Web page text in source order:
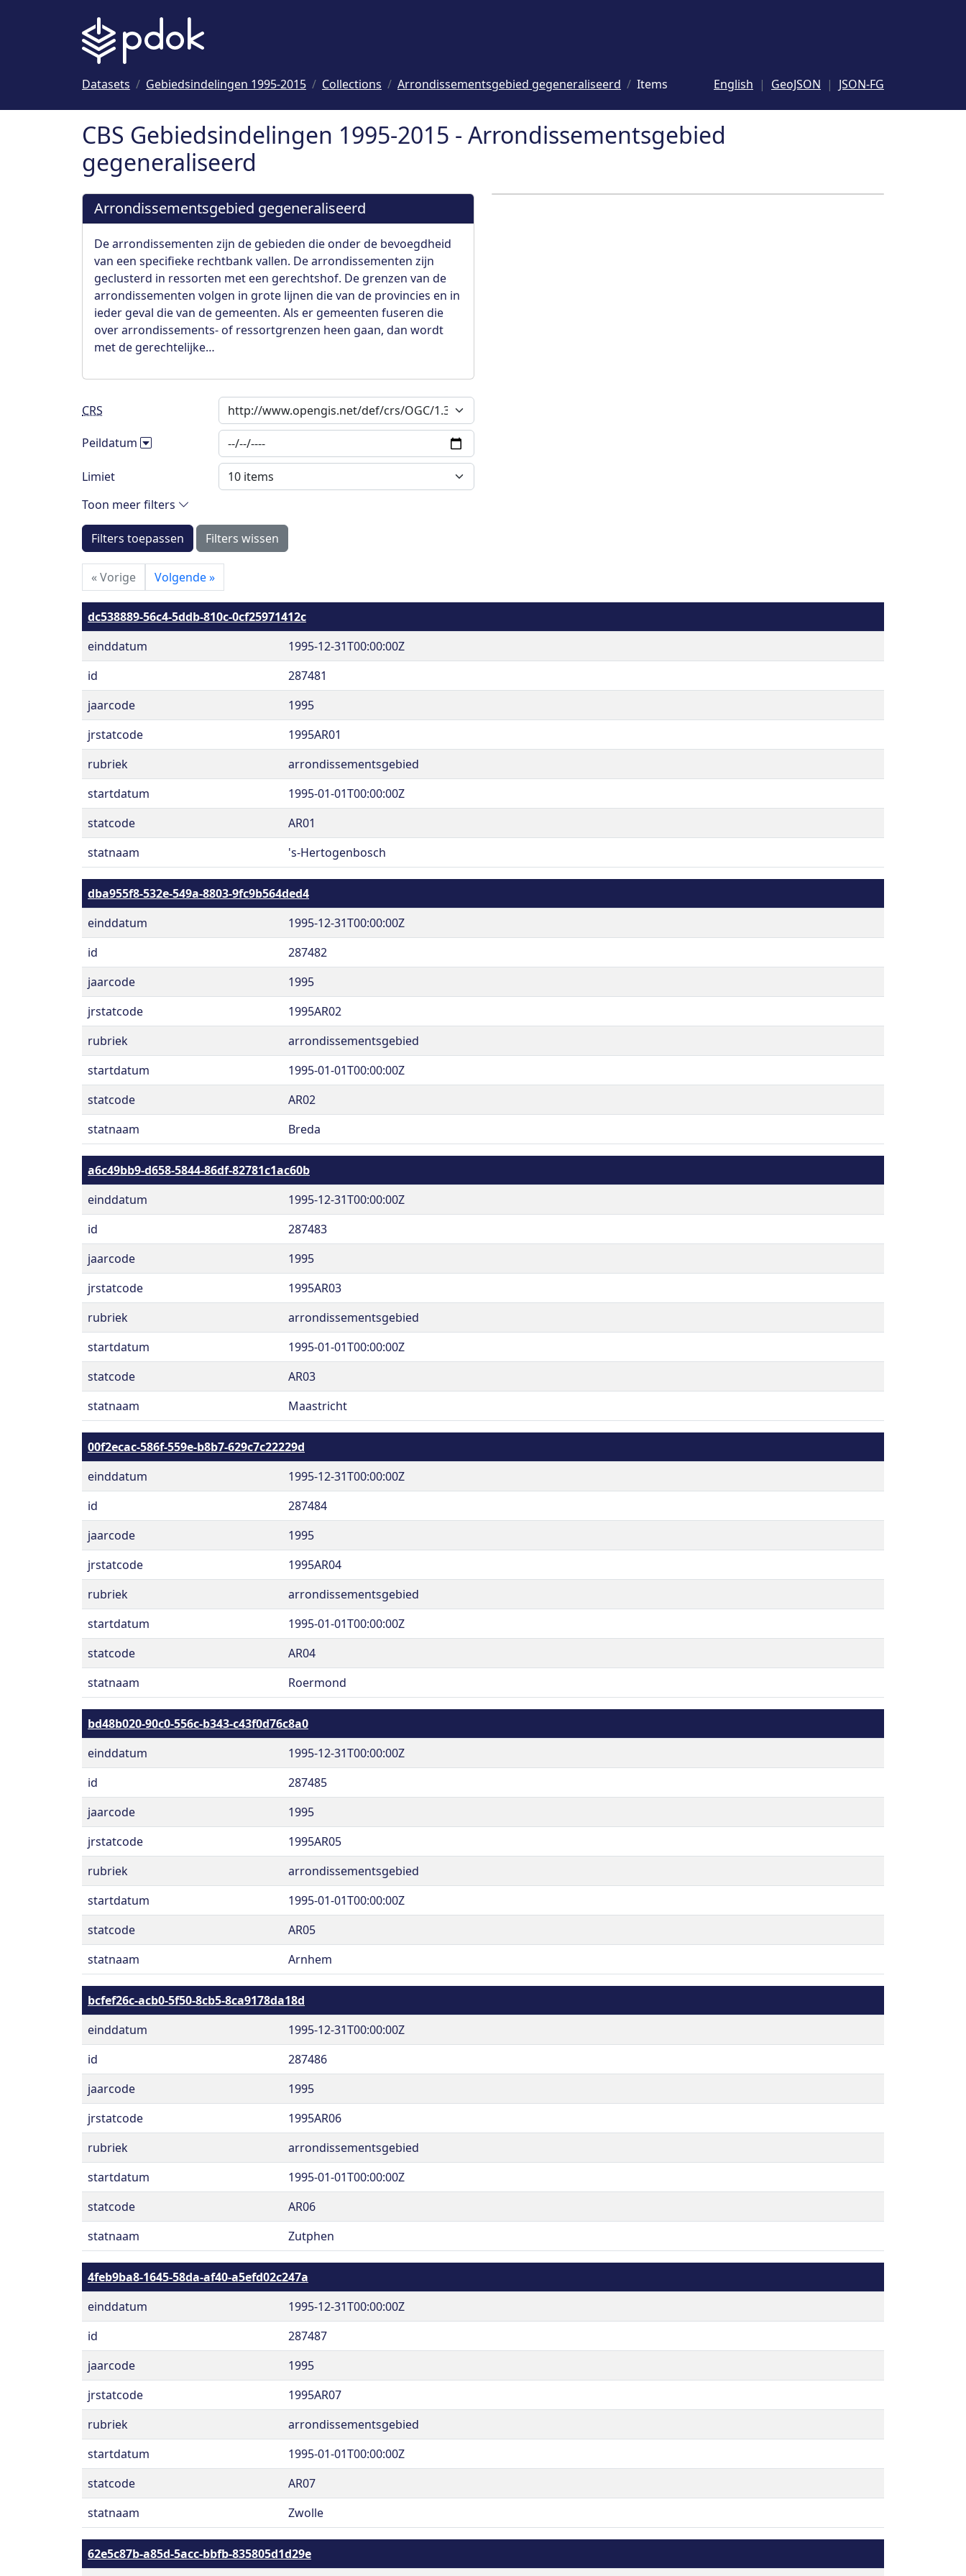
Datasets Gebiedsindelingen 1995-2015 Collections Arrondissementsgebied gegeneraliseerd Items English GeoJSON JSON-FG
CBS Gebiedsindelingen 1995-2015 - Arrondissementsgebied
gegeneraliseerd
Arrondissementsgebied gegeneraliseerd
De arrondissementen zijn de gebieden die onder de bevoegdheid
van een specifieke rechtbank vallen. De arrondissementen zijn
geclusterd in ressorten met een gerechtshof. De grenzen van de
arrondissementen volgen in grote lijnen die van de provincies en in
ieder geval die van de gemeenten. Als er gemeenten fuseren die
over arrondissements- of ressortgrenzen heen gaan, dan wordt
met de gerechtelijke…
CRS
Peildatum
Limiet
Toon meer filters
Filters toepassen Filters wissen
«Vorige Volgende»
dc538889-56c4-5ddb-810c-0cf25971412c
einddatum
1995-12-31T00:00:00Z
id
287481
jaarcode
1995
jrstatcode
1995AR01
rubriek
arrondissementsgebied
startdatum
1995-01-01T00:00:00Z
statcode
AR01
statnaam
's-Hertogenbosch
dba955f8-532e-549a-8803-9fc9b564ded4
einddatum
1995-12-31T00:00:00Z
id
287482
jaarcode
1995
jrstatcode
1995AR02
rubriek
arrondissementsgebied
startdatum
1995-01-01T00:00:00Z
statcode
AR02
statnaam
Breda
a6c49bb9-d658-5844-86df-82781c1ac60b
einddatum
1995-12-31T00:00:00Z
id
287483
jaarcode
1995
jrstatcode
1995AR03
rubriek
arrondissementsgebied
startdatum
1995-01-01T00:00:00Z
statcode
AR03
statnaam
Maastricht
00f2ecac-586f-559e-b8b7-629c7c22229d
einddatum
1995-12-31T00:00:00Z
id
287484
jaarcode
1995
jrstatcode
1995AR04
rubriek
arrondissementsgebied
startdatum
1995-01-01T00:00:00Z
statcode
AR04
statnaam
Roermond
bd48b020-90c0-556c-b343-c43f0d76c8a0
einddatum
1995-12-31T00:00:00Z
id
287485
jaarcode
1995
jrstatcode
1995AR05
rubriek
arrondissementsgebied
startdatum
1995-01-01T00:00:00Z
statcode
AR05
statnaam
Arnhem
bcfef26c-acb0-5f50-8cb5-8ca9178da18d
einddatum
1995-12-31T00:00:00Z
id
287486
jaarcode
1995
jrstatcode
1995AR06
rubriek
arrondissementsgebied
startdatum
1995-01-01T00:00:00Z
statcode
AR06
statnaam
Zutphen
4feb9ba8-1645-58da-af40-a5efd02c247a
einddatum
1995-12-31T00:00:00Z
id
287487
jaarcode
1995
jrstatcode
1995AR07
rubriek
arrondissementsgebied
startdatum
1995-01-01T00:00:00Z
statcode
AR07
statnaam
Zwolle
62e5c87b-a85d-5acc-bbfb-835805d1d29e